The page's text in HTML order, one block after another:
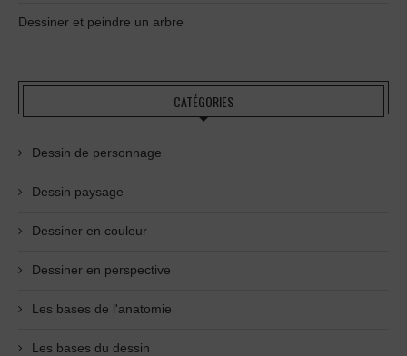
Dessiner et peindre un arbre
CATÉGORIES
Dessin de personnage
Dessin paysage
Dessiner en couleur
Dessiner en perspective
Les bases de l'anatomie
Les bases du dessin